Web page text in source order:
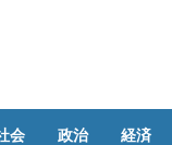
会 政治 経済